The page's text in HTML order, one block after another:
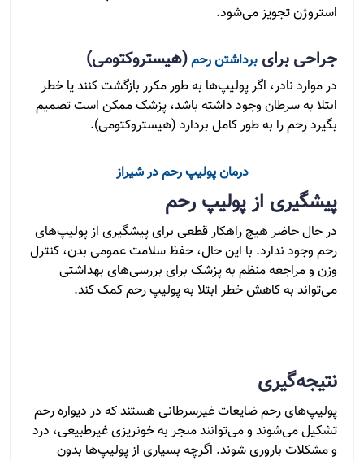
استروژن تجویز می‌شود.
جراحی برای برداشتن رحم(هیستروکتومی)
در موارد نادر، اگر پولیپ‌ها به طور مکرر بازگشت کنند یا خطر
ابتلا به سرطان وجود داشته باشد، پزشک ممکن است تصمیم
بگیرد رحم را به طور کامل بردارد (هیستروکتومی).
درمان پولیپ رحم در شیراز
پیشگیری از پولیپ رحم
در حال حاضر هیچ راهکار قطعی برای پیشگیری از پولیپ‌های
رحم وجود ندارد. با این حال، حفظ سلامت عمومی بدن، کنترل
وزن و مراجعه منظم به پزشک برای بررسی‌های بهداشتی
می‌تواند به کاهش خطر ابتلا به پولیپ رحم کمک کند.
نتیجه‌گیری
پولیپ‌های رحم ضایعات غیرسرطانی هستند که در دیواره رحم
تشکیل می‌شوند و می‌توانند منجر به خونریزی غیرطبیعی، درد
و مشکلات باروری شوند. اگرچه بسیاری از پولیپ‌ها بدون